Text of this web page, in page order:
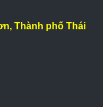
Thành phố Thái